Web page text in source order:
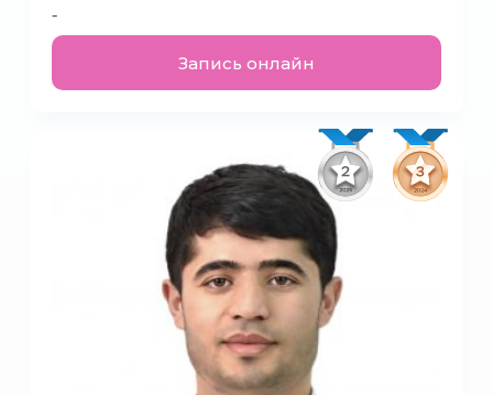
-
Запись онлайн